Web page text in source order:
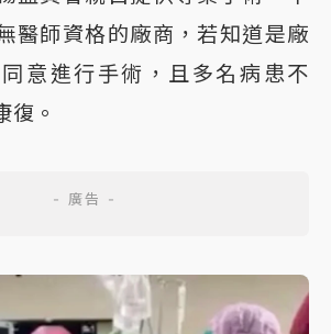
醫師資格的廠商，若知道是廠
意進行手術，且多名病患不
復。